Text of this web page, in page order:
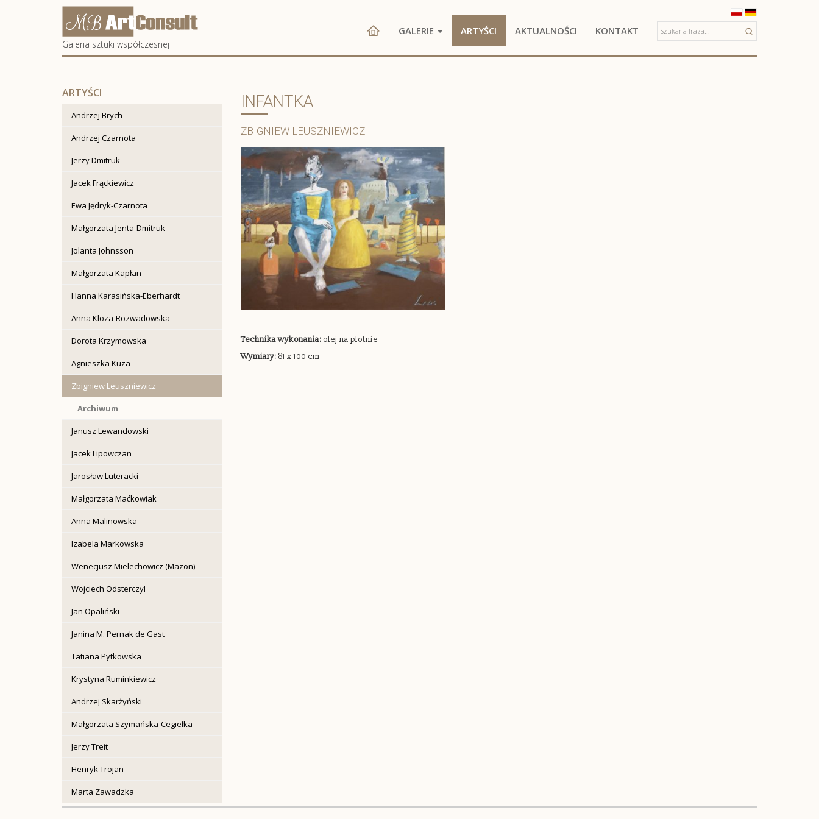
Artconsult
Galeria sztuki współczesnej
GALERIE ARTYŚCI AKTUALNOŚCI KONTAKT
ARTYŚCI
Andrzej Brych
Andrzej Czarnota
Jerzy Dmitruk
Jacek Frąckiewicz
Ewa Jędryk-Czarnota
Małgorzata Jenta-Dmitruk
Jolanta Johnsson
Małgorzata Kapłan
Hanna Karasińska-Eberhardt
Anna Kloza-Rozwadowska
Dorota Krzymowska
Agnieszka Kuza
Zbigniew Leuszniewicz
Archiwum
Janusz Lewandowski
Jacek Lipowczan
Jarosław Luteracki
Małgorzata Maćkowiak
Anna Malinowska
Izabela Markowska
Wenecjusz Mielechowicz (Mazon)
Wojciech Odsterczyl
Jan Opaliński
Janina M. Pernak de Gast
Tatiana Pytkowska
Krystyna Ruminkiewicz
Andrzej Skarżyński
Małgorzata Szymańska-Cegiełka
Jerzy Treit
Henryk Trojan
Marta Zawadzka
INFANTKA
ZBIGNIEW LEUSZNIEWICZ
Technika wykonania: olej na plotnie
Wymiary: 81 x 100 cm